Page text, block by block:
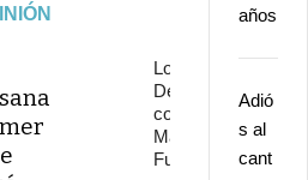
Los
Delinqüentes
conquistan
Marenostrum
Fuengirola
años
Adió
s al
cant